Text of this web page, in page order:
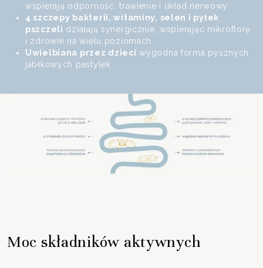
wspierają odporność, trawienie i układ nerwowy
4 szczepy bakterii, witaminy, selen i pyłek
pszczeli działają synergicznie, wspierając mikroflorę
i zdrowie na wielu poziomach
Uwielbiana przez dzieci wygodna forma pysznych
jabłkowych pastylek
Moc składników aktywnych